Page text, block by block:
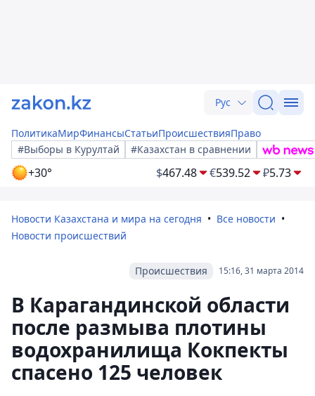
Рус
ПолитикаМирФинансыСтатьиПроисшествияПраво
#Выборы в Курултай
#Казахстан в сравнении
+30° $467.48 €539.52 ₽5.73
Новости Казахстана и мира на сегодня
Все новости
Новости происшествий
15:16, 31 марта 2014
Происшествия
В Карагандинской области
после размыва плотины
водохранилища Кокпекты
спасено 125 человек